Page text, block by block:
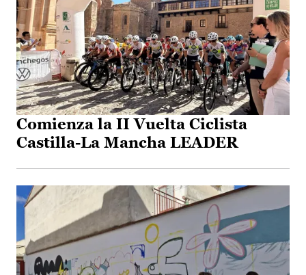
Comienza la II Vuelta Ciclista
Castilla-La Mancha LEADER